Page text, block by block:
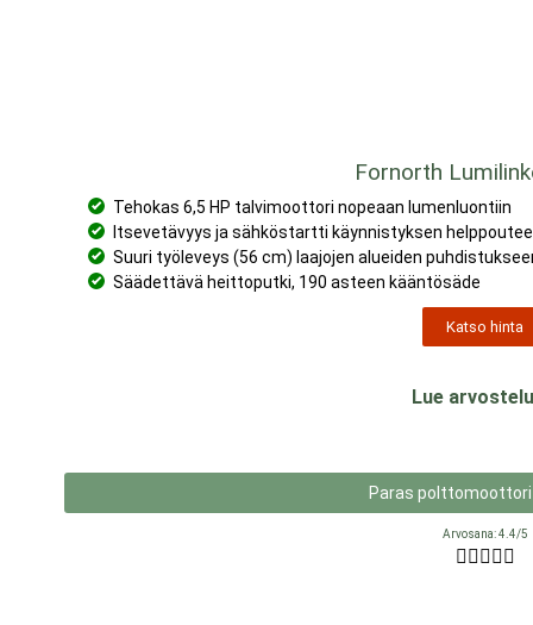
Fornorth
Tehokas 6,5 HP talvimoottori nopeaan lumenluontiin
Itsevetävyys ja sähköstartti käynnistyksen
Suuri työleveys (56 cm) laajojen alueiden
Säädettävä heittoputki, 190 asteen kääntösäde
Katso hinta
Lue
Paras polttomoottori
Arvosana: 4.4/5
